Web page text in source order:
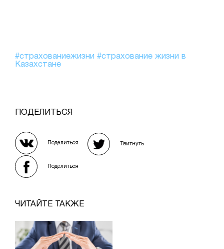
#страхованиежизни #страхование жизни в
Казахстане
ПОДЕЛИТЬСЯ
Поделиться Твитнуть
Поделиться
ЧИТАЙТЕ ТАКЖЕ